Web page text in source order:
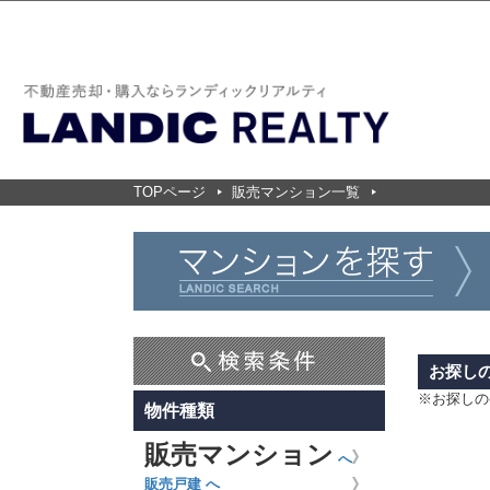
TOPページ 販売マンション一覧
物件種類
販売マンション へ
販売戸建 へ
お探し
※お探しの